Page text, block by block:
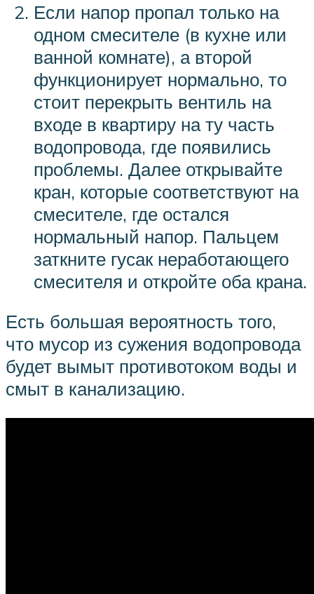
Если напор пропал только на
одном смесителе (в кухне или
ванной комнате), а второй
функционирует нормально, то
стоит перекрыть вентиль на
входе в квартиру на ту часть
водопровода, где появились
проблемы. Далее открывайте
кран, которые соответствуют на
смесителе, где остался
нормальный напор. Пальцем
заткните гусак неработающего
смесителя и откройте оба крана.
Есть большая вероятность того,
что мусор из сужения водопровода
будет вымыт противотоком воды и
смыт в канализацию.